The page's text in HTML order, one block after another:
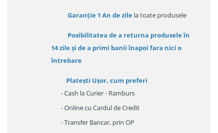
Garanție 1 An de zile la toate produsele
Posibilitatea de a returna produsele în
14 zileși de a primi banii înapoi fara nici o
întrebare
Platești Ușor, cum preferi
- Cash la Curier - Ramburs
- Online cu Cardul de Credit
- Transfer Bancar, prin OP